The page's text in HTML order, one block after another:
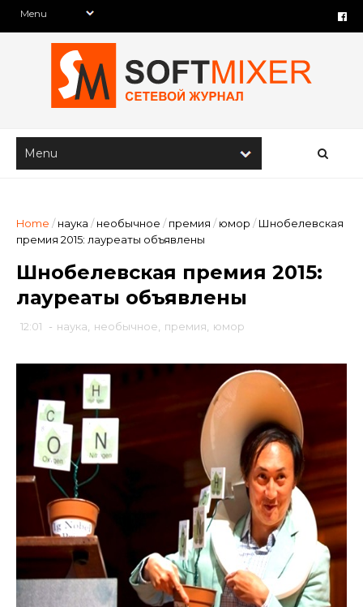
Home / наука / необычное / премия / юмор / Шнобелевская
премия 2015: лауреаты объявлены
Шнобелевская премия 2015:
лауреаты объявлены
12:01 - наука необычное премия юмор